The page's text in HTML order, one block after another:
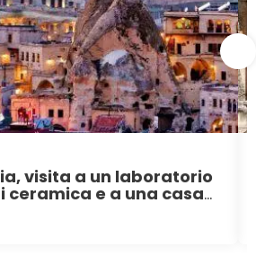
visita a un laboratorio
ceramica e a una casa